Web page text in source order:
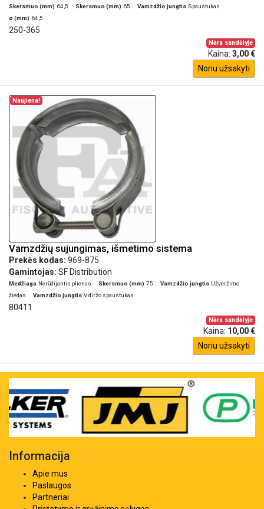
Skersmuo (mm) 64,5 Skersmuo (mm) 65 Vamzdžio jungtis Spaustukas
ø (mm) 64,5
250-365
Nėra sandėlyje
Kaina: 3,00 €
Noriu užsakyti
Naujiena!
Vamzdžių sujungimas, išmetimo sistema
Prekės kodas: 969-875
Gamintojas: SF Distribution
Medžiaga Nerūdijantis plienas Skersmuo (mm) 75 Vamzdžio jungtis Užveržimo
žiedas
Vamzdžio jungtis V diržo spaustukas
80411
Nėra sandėlyje
Kaina: 10,00 €
Noriu užsakyti
Informacija
Apie mus
Paslaugos
Partneriai